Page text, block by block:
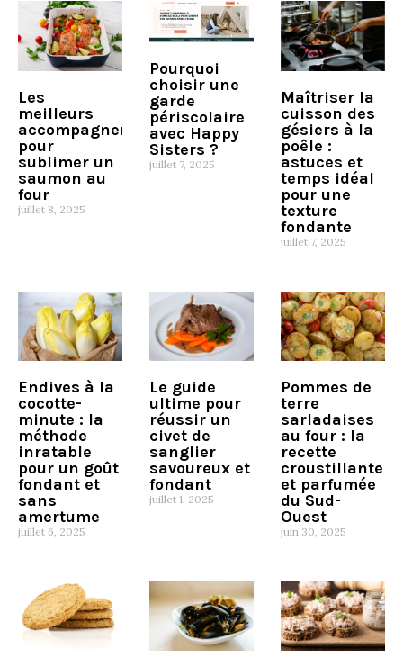
Les
meilleurs
accompagnements
pour
sublimer un
saumon au
four
juillet 8, 2025
Pourquoi
choisir une
garde
périscolaire
avec Happy
Sisters ?
juillet 7, 2025
Maîtriser la
cuisson des
gésiers à la
poêle :
astuces et
temps idéal
pour une
texture
fondante
juillet 7, 2025
Endives à la
cocotte-
minute : la
méthode
inratable
pour un goût
fondant et
sans
amertume
juillet 6, 2025
Le guide
ultime pour
réussir un
civet de
sanglier
savoureux et
fondant
juillet 1, 2025
Pommes de
terre
sarladaises
au four : la
recette
croustillante
et parfumée
du Sud-
Ouest
juin 30, 2025